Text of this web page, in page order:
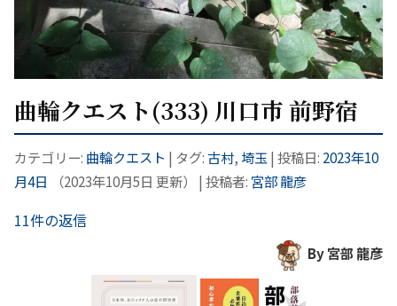
曲輪クエスト(333) 川口市 前野宿
カテゴリー: 曲輪クエスト | タグ:古村, 埼玉 | 投稿日: 2023年10
月4日
（2023年10月5日 更新） | 投稿者: 宮部 龍彦
11件の返信
By 宮部 龍彦